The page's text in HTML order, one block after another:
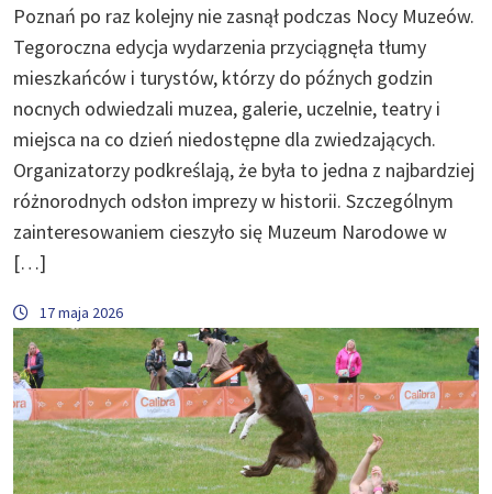
Poznań po raz kolejny nie zasnął podczas Nocy Muzeów.
Tegoroczna edycja wydarzenia przyciągnęła tłumy
mieszkańców i turystów, którzy do późnych godzin
nocnych odwiedzali muzea, galerie, uczelnie, teatry i
miejsca na co dzień niedostępne dla zwiedzających.
Organizatorzy podkreślają, że była to jedna z najbardziej
różnorodnych odsłon imprezy w historii. Szczególnym
zainteresowaniem cieszyło się Muzeum Narodowe w
[…]
17 maja 2026